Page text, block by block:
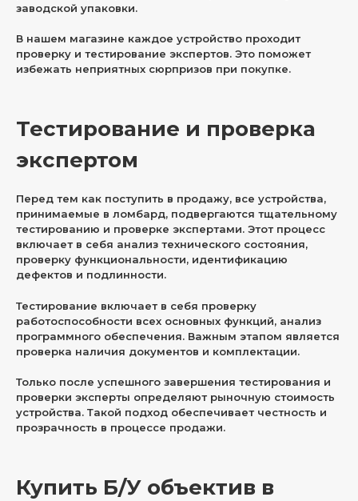
заводской упаковки.
В нашем магазине каждое устройство проходит
проверку и тестирование экспертов. Это поможет
избежать неприятных сюрпризов при покупке.
Тестирование и проверка
экспертом
Перед тем как поступить в продажу, все устройства,
принимаемые в ломбард, подвергаются тщательному
тестированию и проверке экспертами. Этот процесс
включает в себя анализ технического состояния,
проверку функциональности, идентификацию
дефектов и подлинности.
Тестирование включает в себя проверку
работоспособности всех основных функций, анализ
программного обеспечения. Важным этапом является
проверка наличия документов и комплектации.
Только после успешного завершения тестирования и
проверки эксперты определяют рыночную стоимость
устройства. Такой подход обеспечивает честность и
прозрачность в процессе продажи.
Купить Б/У объектив в